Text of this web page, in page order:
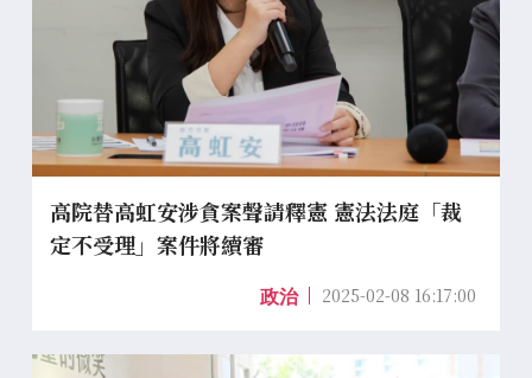
高院替高虹安涉貪案聲請釋憲 憲法法庭「裁
定不受理」案件將續審
政治 2025-02-08 16:17:00